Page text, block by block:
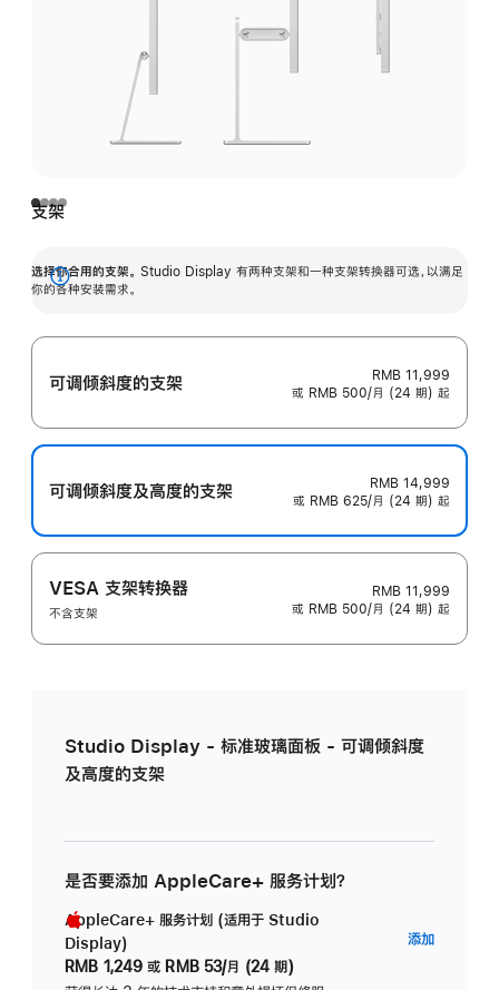
支架
选择你合用的支架。 Studio Display 有两种支架和一种支架转换器可选，以满足
你的各种安装需求。
展
可调倾斜度的支架
RMB 11,999
或 RMB 500/月 (24 期) 起
可调倾斜度及高‍度的支‍架
RMB 14,999
或 RMB 625/月 (24 期) 起
VESA 支架转换器
不含支架
RMB 11,999
或 RMB 500/月 (24 期) 起
Studio Display - 标准玻璃面板 - 可调倾斜度
及高度的支架
是否要添加 AppleCare+ 服务计划？
AppleCare+ 服务计划 (适用于 Studio
Display)
RMB 1,249 或 RMB 53/月 (24 期)
添加